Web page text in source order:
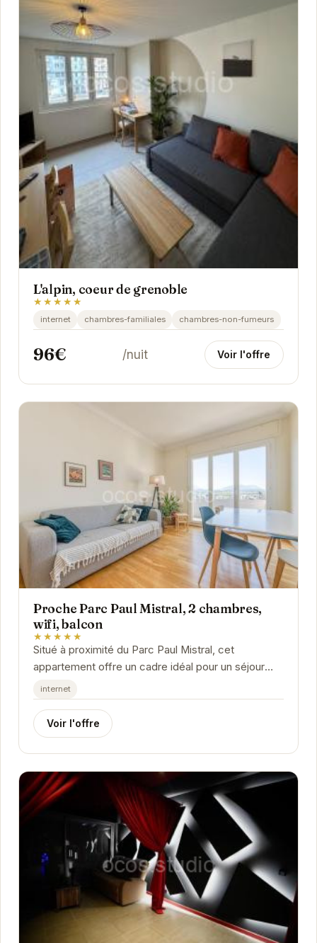
L'alpin, coeur de grenoble
★★★★★
internet chambres-familiales chambres-non-fumeurs
96€ /nuit Voir l'offre
Proche Parc Paul Mistral, 2 chambres,
wifi, balcon
★★★★★
Situé à proximité du Parc Paul Mistral, cet
appartement offre un cadre idéal pour un séjour
agréable à Grenoble. Avec ses deux chambres,
son...
internet
Voir l'offre